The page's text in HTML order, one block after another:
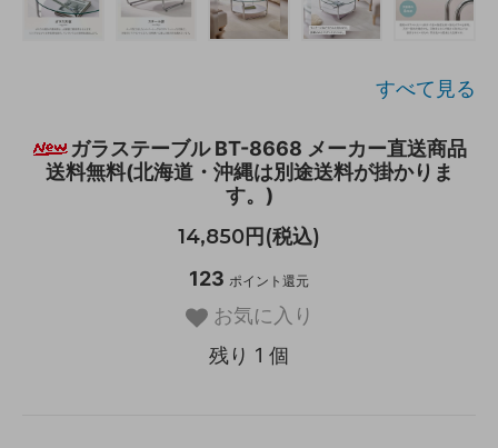
すべて見る
ガラステーブル BT-8668 メーカー直送商品
送料無料(北海道・沖縄は別途送料が掛かりま
す。)
14,850円(税込)
123 ポイント還元
お気に入り
残り 1 個